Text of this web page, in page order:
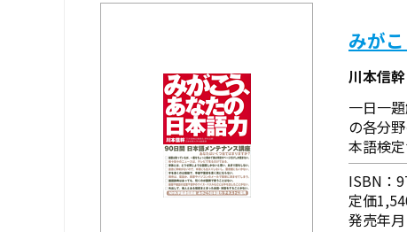
みが
川本信幹
一日一
の各分
本語検
ISBN：
定価
発売年